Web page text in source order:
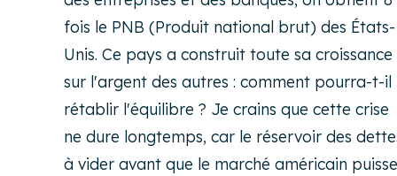
fois le PNB (Produit national brut) des États-
Unis. Ce pays a construit toute sa croissance
sur l'argent des autres : comment pourra-t-il
rétablir l'équilibre ? Je crains que cette crise
ne dure longtemps, car le réservoir des
à vider avant que le marché américain puisse